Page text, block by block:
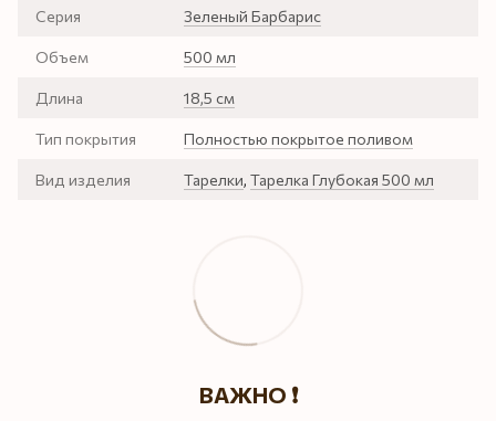
Серия Зеленый Барбарис
Объем 500 мл
Длина 18,5 см
Тип покрытия Полностью покрытое поливом
Вид изделия Тарелки, Тарелка Глубокая 500 мл
ВАЖНО ❗️